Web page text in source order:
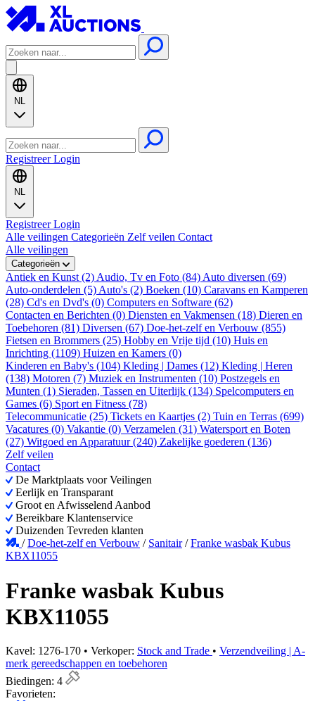
NL
RegistreerLogin
NL
RegistreerLogin
Alle veilingen Categorieën Zelf veilen Contact
Alle veilingen
Categorieën
Antiek en Kunst (2) Audio, Tv en Foto (84) Auto diversen (69)
Auto-onderdelen (5) Auto's (2) Boeken (10) Caravans en Kamperen
(28) Cd's en Dvd's (0) Computers en Software (62)
Contacten en Berichten (0) Diensten en Vakmensen (18) Dieren en
Toebehoren (81) Diversen (67) Doe-het-zelf en Verbouw (855)
Fietsen en Brommers (25) Hobby en Vrije tijd (10) Huis en
Inrichting (1109) Huizen en Kamers (0)
Kinderen en Baby's (104) Kleding | Dames (12) Kleding | Heren
(138) Motoren (7) Muziek en Instrumenten (10) Postzegels en
Munten (1) Sieraden, Tassen en Uiterlijk (134) Spelcomputers en
Games (6) Sport en Fitness (78)
Telecommunicatie (25) Tickets en Kaartjes (2) Tuin en Terras (699)
Vacatures (0) Vakantie (0) Verzamelen (31) Watersport en Boten
(27) Witgoed en Apparatuur (240) Zakelijke goederen (136)
Zelf veilen
Contact
De Marktplaats voor Veilingen
Eerlijk en Transparant
Groot en Afwisselend Aanbod
Bereikbare Klantenservice
Duizenden Tevreden klanten
/Doe-het-zelf en Verbouw / Sanitair /Franke wasbak Kubus
KBX11055
Franke wasbak Kubus
KBX11055
Kavel: 1276-170 • Verkoper: Stock and Trade • Verzendveiling | A-
merk gereedschappen en toebehoren
Biedingen: 4
Favorieten: